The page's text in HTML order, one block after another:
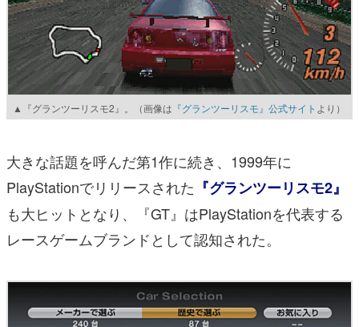
▲『グランツーリスモ2』。（画像は 『グランツーリスモ』公式サイト より）
大きな話題を呼んだ第1作に続き、1999年に
PlayStationでリリースされた 『グランツーリスモ2』
も大ヒットとなり、『GT』はPlayStationを代表する
レースゲームブランドとして認知された。